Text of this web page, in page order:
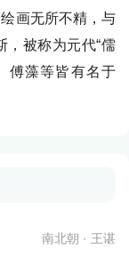
画无所不精，与
，被称为元代“儒
傅藻等皆有名于
南北朝 · 王谌